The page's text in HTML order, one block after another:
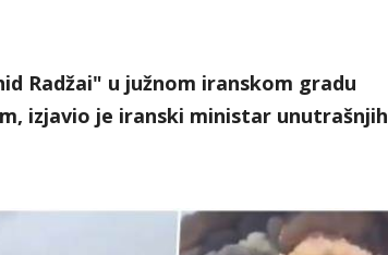
Radžai" u južnom iranskom gradu
izjavio je iranski ministar unutrašnjih